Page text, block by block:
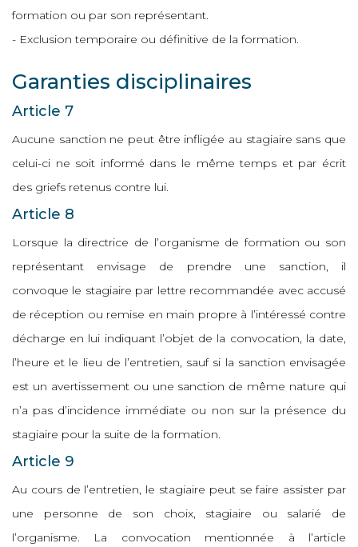
formation ou par son représentant.
- Exclusion temporaire ou définitive de la formation.
Garanties disciplinaires
Article 7
Aucune sanction ne peut être infligée au stagiaire sans que
celui-ci ne soit informé dans le même temps et par écrit
des griefs retenus contre lui.
Article 8
Lorsque la directrice de l’organisme de formation ou son
représentant envisage de prendre une sanction, il
convoque le stagiaire par lettre recommandée avec accusé
de réception ou remise en main propre à l’intéressé contre
décharge en lui indiquant l’objet de la convocation, la date,
l’heure et le lieu de l’entretien, sauf si la sanction envisagée
est un avertissement ou une sanction de même nature qui
n’a pas d’incidence immédiate ou non sur la présence du
stagiaire pour la suite de la formation.
Article 9
Au cours de l’entretien, le stagiaire peut se faire assister par
une personne de son choix, stagiaire ou salarié de
l’organisme. La convocation mentionnée à l’article